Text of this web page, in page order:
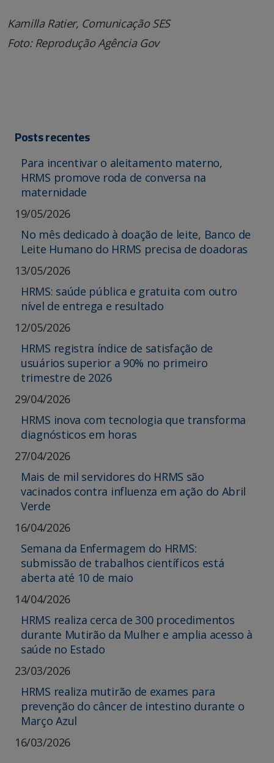
Kamilla Ratier, Comunicação SES
Foto: Reprodução Agência Gov
Posts recentes
Para incentivar o aleitamento materno,
HRMS promove roda de conversa na
maternidade
19/05/2026
No mês dedicado à doação de leite, Banco de
Leite Humano do HRMS precisa de doadoras
13/05/2026
HRMS: saúde pública e gratuita com outro
nível de entrega e resultado
12/05/2026
HRMS registra índice de satisfação de
usuários superior a 90% no primeiro
trimestre de 2026
29/04/2026
HRMS inova com tecnologia que transforma
diagnósticos em horas
27/04/2026
Mais de mil servidores do HRMS são
vacinados contra influenza em ação do Abril
Verde
16/04/2026
Semana da Enfermagem do HRMS:
submissão de trabalhos científicos está
aberta até 10 de maio
14/04/2026
HRMS realiza cerca de 300 procedimentos
durante Mutirão da Mulher e amplia acesso à
saúde no Estado
23/03/2026
HRMS realiza mutirão de exames para
prevenção do câncer de intestino durante o
Março Azul
16/03/2026